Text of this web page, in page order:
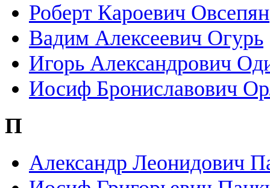
Роберт Кароевич Овсепян
Вадим Алексеевич Огурь
Игорь Александрович
Иосиф Брониславович
П
Александр Леонидович